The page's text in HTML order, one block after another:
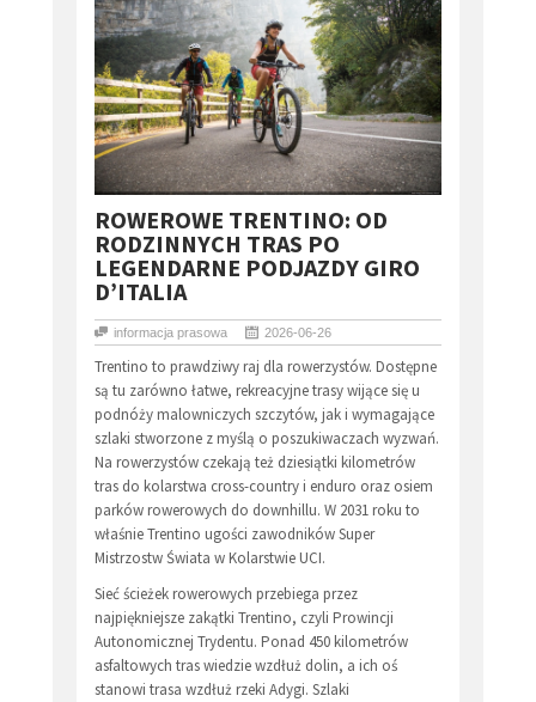
​ROWEROWE TRENTINO: OD
RODZINNYCH TRAS PO
LEGENDARNE PODJAZDY GIRO
D’ITALIA
informacja prasowa 2026-06-26
Trentino to prawdziwy raj dla rowerzystów. Dostępne
są tu zarówno łatwe, rekreacyjne trasy wijące się u
podnóży malowniczych szczytów, jak i wymagające
szlaki stworzone z myślą o poszukiwaczach wyzwań.
Na rowerzystów czekają też dziesiątki kilometrów
tras do kolarstwa cross-country i enduro oraz osiem
parków rowerowych do downhillu. W 2031 roku to
właśnie Trentino ugości zawodników Super
Mistrzostw Świata w Kolarstwie UCI.
Sieć ścieżek rowerowych przebiega przez
najpiękniejsze zakątki Trentino, czyli Prowincji
Autonomicznej Trydentu. Ponad 450 kilometrów
asfaltowych tras wiedzie wzdłuż dolin, a ich oś
stanowi trasa wzdłuż rzeki Adygi. Szlaki